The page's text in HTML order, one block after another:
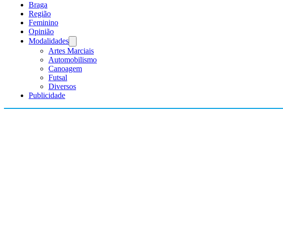
Braga
Região
Feminino
Opinião
Modalidades
Artes Marciais
Automobilismo
Canoagem
Futsal
Diversos
Publicidade